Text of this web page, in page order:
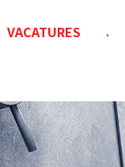
VACATURES